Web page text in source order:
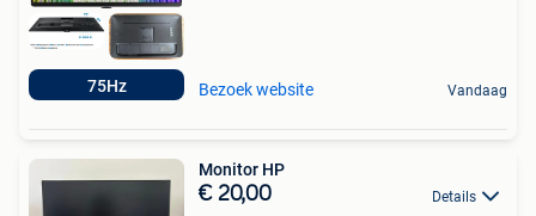
75Hz Bezoek website Vandaag
Monitor HP
€ 20,00 Details